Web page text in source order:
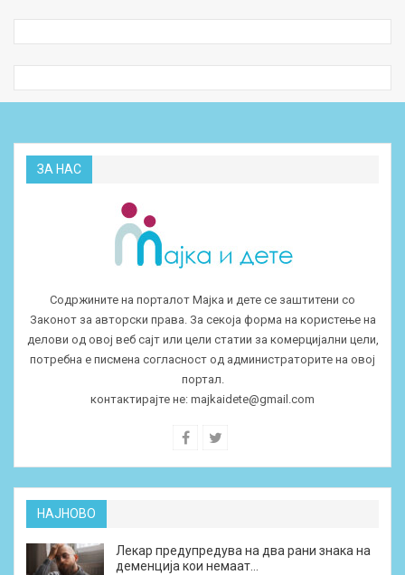
ЗА НАС
Содржините на порталот Мајка и дете се заштитени со
Законот за авторски права. За секоја форма на користење на
делови од овој веб сајт или цели статии за комерцијални цели,
потребна е писмена согласност од администраторите на овој
портал.
контактирајте не: majkaidete@gmail.com
НАЈНОВО
Лекар предупредува на два рани знака на
деменција кои немаат…